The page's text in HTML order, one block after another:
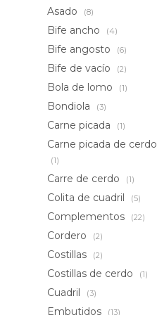
Asado (8)
Bife ancho (4)
Bife angosto (6)
Bife de vacío (2)
Bola de lomo (1)
Bondiola (3)
Carne picada (1)
Carne picada de cerdo
(1)
Carre de cerdo (1)
Colita de cuadril (5)
Complementos (22)
Cordero (2)
Costillas (2)
Costillas de cerdo (1)
Cuadril (3)
Embutidos (13)